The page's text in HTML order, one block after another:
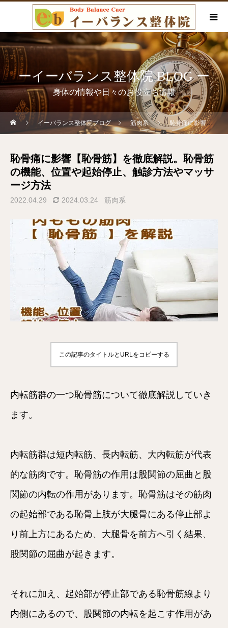
ーイーバランス整体院 BLOG ー
身体の情報や日々のお役立ち情報
イーバランス整体院ブログ 筋肉系 恥骨痛に影響【恥骨筋】を徹底解説。恥骨筋の機能、位置や起始停止、触診方法やマッサージ方法
恥骨痛に影響【恥骨筋】を徹底解説。恥骨筋
の機能、位置や起始停止、触診方法やマッサ
ージ方法
2022.04.29 2024.03.24 筋肉系
この記事のタイトルとURLをコピーする
内転筋群の一つ恥骨筋について徹底解説していき
ます。
内転筋群は短内転筋、長内転筋、大内転筋が代表
的な筋肉です。恥骨筋の作用は股関節の屈曲と股
関節の内転の作用があります。恥骨筋はその筋肉
の起始部である恥骨上肢が大腿骨にある停止部よ
り前上方にあるため、大腿骨を前方へ引く結果、
股関節の屈曲が起きます。
それに加え、起始部が停止部である恥骨筋線より
内側にあるので、股関節の内転を起こす作用があ